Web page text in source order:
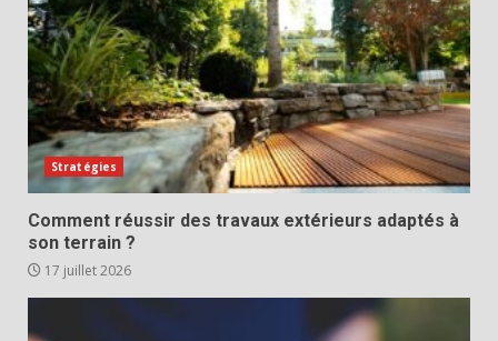
Stratégies
Comment réussir des travaux extérieurs adaptés à
son terrain ?
17 juillet 2026